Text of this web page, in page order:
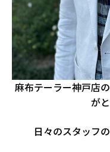
麻布テーラー神戸店
が
日々のスタッフ